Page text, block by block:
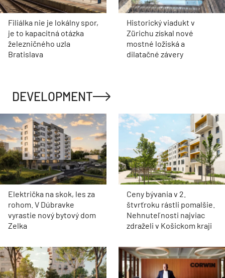
Filiálka nie je lokálny spor,
je to kapacitná otázka
železničného uzla
Bratislava
Historický viadukt v
Zürichu získal nové
mostné ložiská a
dilatačné závery
DEVELOPMENT
Električka na skok, les za
rohom. V Dúbravke
vyrastie nový bytový dom
Zelka
Ceny bývania v 2.
štvrťroku rástli pomalšie.
Nehnuteľnosti najviac
zdraželi v Košickom kraji